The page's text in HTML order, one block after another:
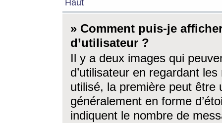
Haut
» Comment puis-je
d’utilisateur ?
Il y a deux images qui
d’utilisateur en regardant
utilisé, la première peut être
généralement en forme
indiquent le nombre de